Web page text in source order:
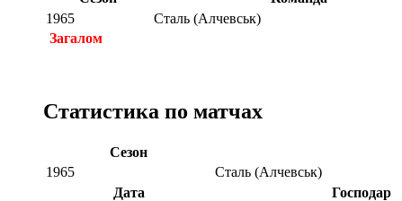
1965
Сталь (Алчевськ)
Загалом
Статистика по матчах
Сезон
1965
Сталь (Алчевськ)
Дата
Господар